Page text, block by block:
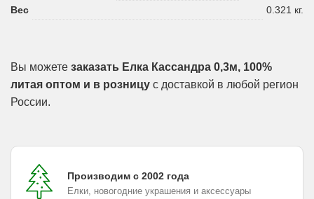
Вес
0.321 кг.
Вы можете заказать Елка Кассандра 0,3м, 100%
литая оптом и в розницу с доставкой в любой регион
России.
Производим с 2002 года
Елки, новогодние украшения и аксессуары